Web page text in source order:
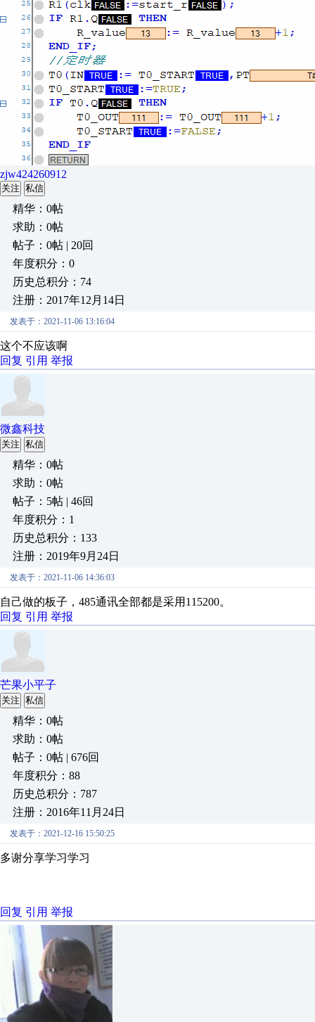
zjw424260912
关注 私信
精华：0帖
求助：0帖
帖子：0帖 | 20回
年度积分：0
历史总积分：74
注册：2017年12月14日
发表于：2021-11-06 13:16:04
这个不应该啊
回复 引用 举报
微鑫科技
关注 私信
精华：0帖
求助：0帖
帖子：5帖 | 46回
年度积分：1
历史总积分：133
注册：2019年9月24日
发表于：2021-11-06 14:36:03
自己做的板子，485通讯全部都是采用115200。
回复 引用 举报
芒果小平子
关注 私信
精华：0帖
求助：0帖
帖子：0帖 | 676回
年度积分：88
历史总积分：787
注册：2016年11月24日
发表于：2021-12-16 15:50:25
多谢分享学习学习
回复 引用 举报